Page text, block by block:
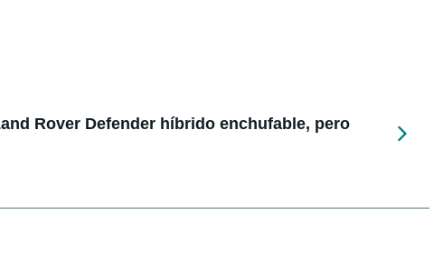
Rover Defender híbrido enchufable, pero